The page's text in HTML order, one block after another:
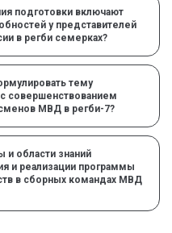
подготовки включают
у представителей
в регби семерках?
тему
совершенствованием
МВД в регби-7?
и области знаний
и реализации программы
в сборных командах МВД